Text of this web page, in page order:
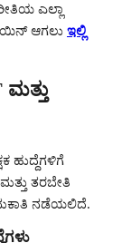
ಎಲ್ಲಾ
ಆಗಲು ಇಲ್ಲಿ
ಹುದ್ದೆಗಳಿಗೆ
ಮತ್ತು ತರಬೇತಿ
ನಡೆಯಲಿದೆ.